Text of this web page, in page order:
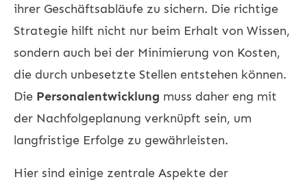
ihrer Geschäftsabläufe zu sichern. Die richtige
Strategie hilft nicht nur beim Erhalt von Wissen,
sondern auch bei der Minimierung von Kosten,
die durch unbesetzte Stellen entstehen können.
Die Personalentwicklung muss daher eng mit
der Nachfolgeplanung verknüpft sein, um
langfristige Erfolge zu gewährleisten.
Hier sind einige zentrale Aspekte der